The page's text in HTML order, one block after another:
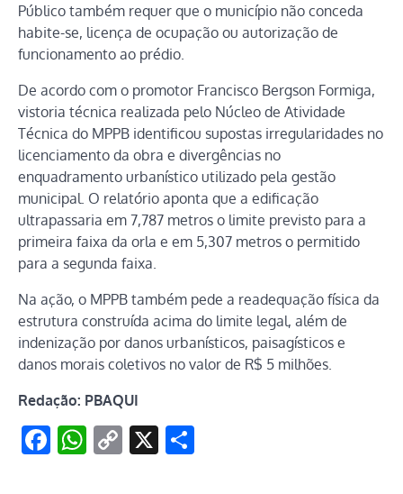
Público também requer que o município não conceda
habite-se, licença de ocupação ou autorização de
funcionamento ao prédio.
De acordo com o promotor Francisco Bergson Formiga,
vistoria técnica realizada pelo Núcleo de Atividade
Técnica do MPPB identificou supostas irregularidades no
licenciamento da obra e divergências no
enquadramento urbanístico utilizado pela gestão
municipal. O relatório aponta que a edificação
ultrapassaria em 7,787 metros o limite previsto para a
primeira faixa da orla e em 5,307 metros o permitido
para a segunda faixa.
Na ação, o MPPB também pede a readequação física da
estrutura construída acima do limite legal, além de
indenização por danos urbanísticos, paisagísticos e
danos morais coletivos no valor de R$ 5 milhões.
Redação: PBAQUI
Facebook
WhatsApp
Copy
X